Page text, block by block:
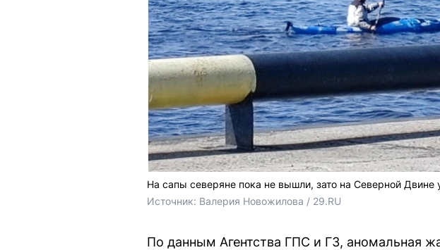
На сапы северяне пока не вышли, зато на Северной Двине
Источник: Валерия Новожилова / 29.RU
По данным Агентства ГПС и ГЗ, аномальная